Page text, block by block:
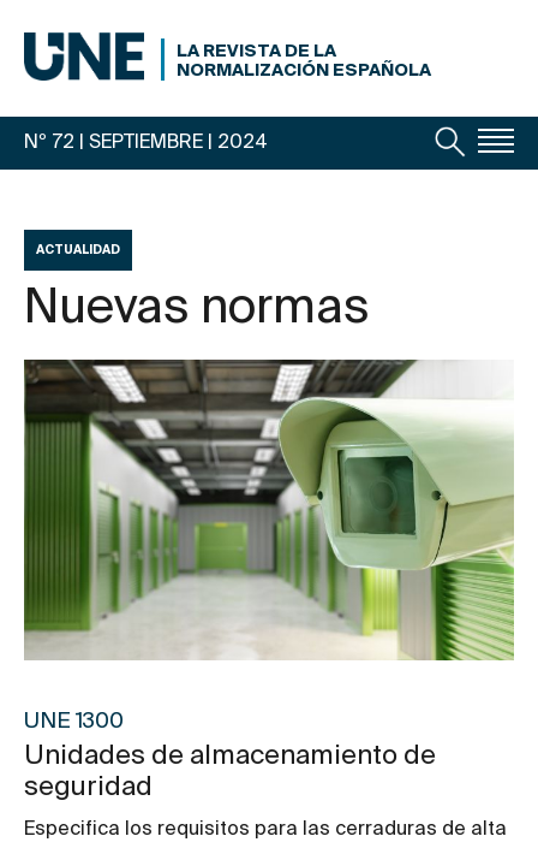
LA REVISTA DE LA
NORMALIZACIÓN ESPAÑOLA
Nº 72 | SEPTIEMBRE | 2024
ACTUALIDAD
Nuevas normas
UNE 1300
Unidades de almacenamiento de
seguridad
Especifica los requisitos para las cerraduras de alta